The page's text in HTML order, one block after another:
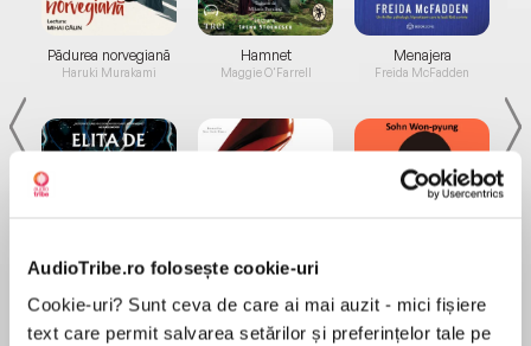
AudioTribe.ro folosește cookie-uri
Cookie-uri? Sunt ceva de care ai mai auzit - mici fișiere
text care permit salvarea setărilor și preferințelor tale pe
Pădurea norvegiană
Haruki Murakami
Elita de Argint (Elita
Hamnet
Maggie O'Farrell
Diavolul se îmbracă de
Menajera
Freida McFadden